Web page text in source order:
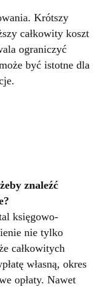
Krótszy
całkowity koszt
ograniczyć
być istotne dla
znaleźć
księgowo-
nie tylko
całkowitych
własną, okres
opłaty. Nawet